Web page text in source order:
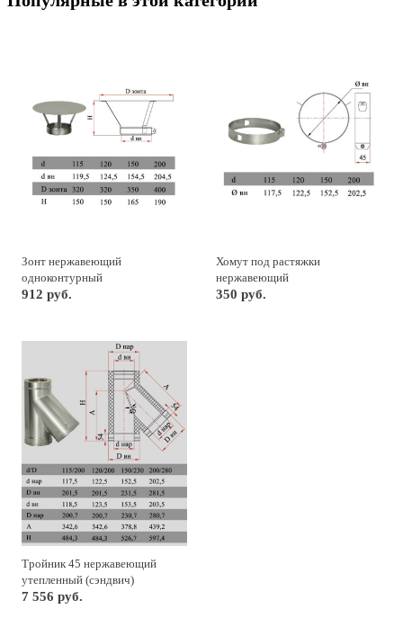
Зонт нержавеющий
одноконтурный
912 руб.
Хомут под растяжки
нержавеющий
350 руб.
Тройник 45 нержавеющий
утепленный (сэндвич)
7 556 руб.